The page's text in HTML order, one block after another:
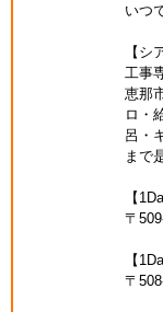
いつ
【
工事
恵那
ロ・
呂・
まで
【
〒
【
〒